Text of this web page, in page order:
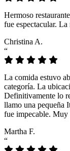
Hermoso
fue espectacular.
Christina A.
“
La comida estuvo
categoría. La
Definitivamente lo
llamo una pequeña
fue impecable. Muy
Martha F.
“